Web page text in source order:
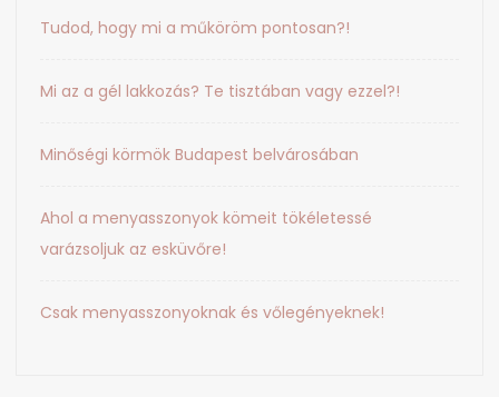
Tudod, hogy mi a műköröm pontosan?!
Mi az a gél lakkozás? Te tisztában vagy ezzel?!
Minőségi körmök Budapest belvárosában
Ahol a menyasszonyok kömeit tökéletessé
varázsoljuk az esküvőre!
Csak menyasszonyoknak és vőlegényeknek!